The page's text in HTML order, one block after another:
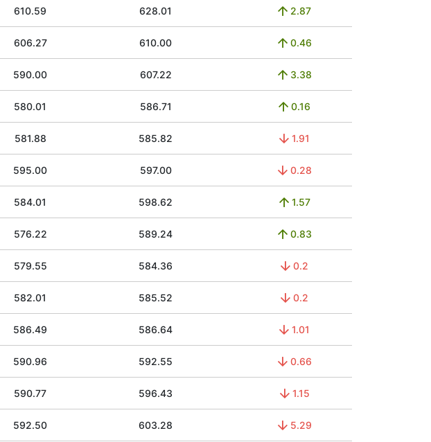
610.59 628.01 2.87
606.27 610.00 0.46
590.00 607.22 3.38
580.01 586.71 0.16
581.88 585.82 1.91
595.00 597.00 0.28
584.01 598.62 1.57
576.22 589.24 0.83
579.55 584.36 0.2
582.01 585.52 0.2
586.49 586.64 1.01
590.96 592.55 0.66
590.77 596.43 1.15
592.50 603.28 5.29